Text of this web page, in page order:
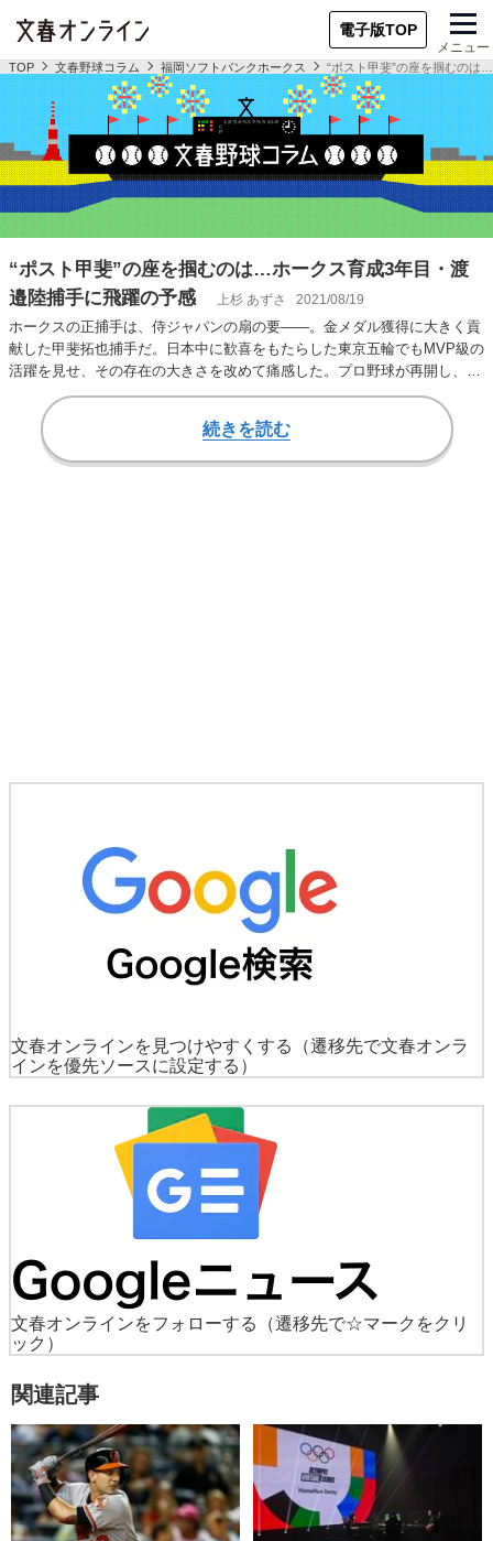
電子版TOP
メニュー
TOP 文春野球コラム 福岡ソフトバンクホークス “ポスト甲斐”の座を掴むのは
“ポスト甲斐”の座を掴むのは…ホークス育成3年目・渡
邉陸捕手に飛躍の予感
上杉 あずさ 2021/08/19
ホークスの正捕手は、侍ジャパンの扇の要――。金メダル獲得に大きく貢
献した甲斐拓也捕手だ。日本中に歓喜をもたらした東京五輪でもMVP級の
活躍を見せ、その存在の大きさを改めて痛感した。プロ野球が再開し、ホ
ークスは投手陣…
続きを読む
文春オンラインを見つけやすくする
（遷移先で文春オンラ
インを優先ソースに設定する）
文春オンラインをフォローする
（遷移先で☆マークをクリ
ック）
関連記事